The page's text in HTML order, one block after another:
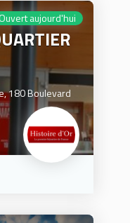
Ouvert aujourd'hui
180 Boulevard